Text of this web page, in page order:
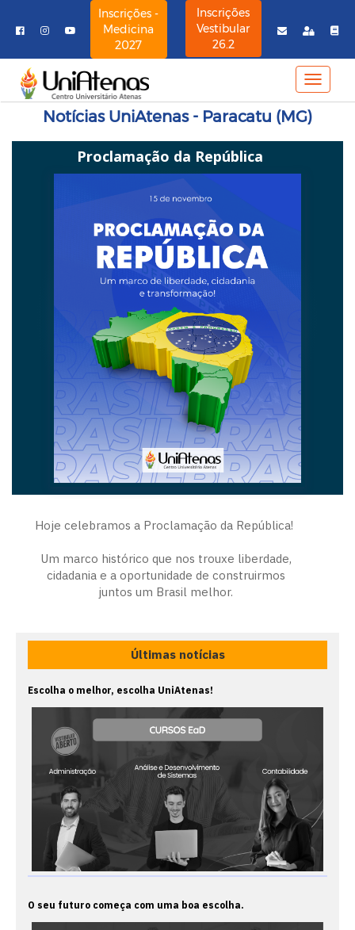
Inscrições -
Medicina
2027
Inscrições
Vestibular
26.2
MENU
Notícias UniAtenas - Paracatu (MG)
Proclamação da República
Hoje celebramos a Proclamação da República!
Um marco histórico que nos trouxe liberdade,
cidadania e a oportunidade de construirmos
juntos um Brasil melhor.
Últimas notícias
Escolha o melhor, escolha UniAtenas!
O seu futuro começa com uma boa escolha.